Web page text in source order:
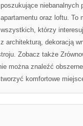
poszukujące niebanalnych
apartamentu oraz loftu. To
wszystkich, którzy
z architekturą, dekoracją
Zobacz także
można znaleźć
komfortowe